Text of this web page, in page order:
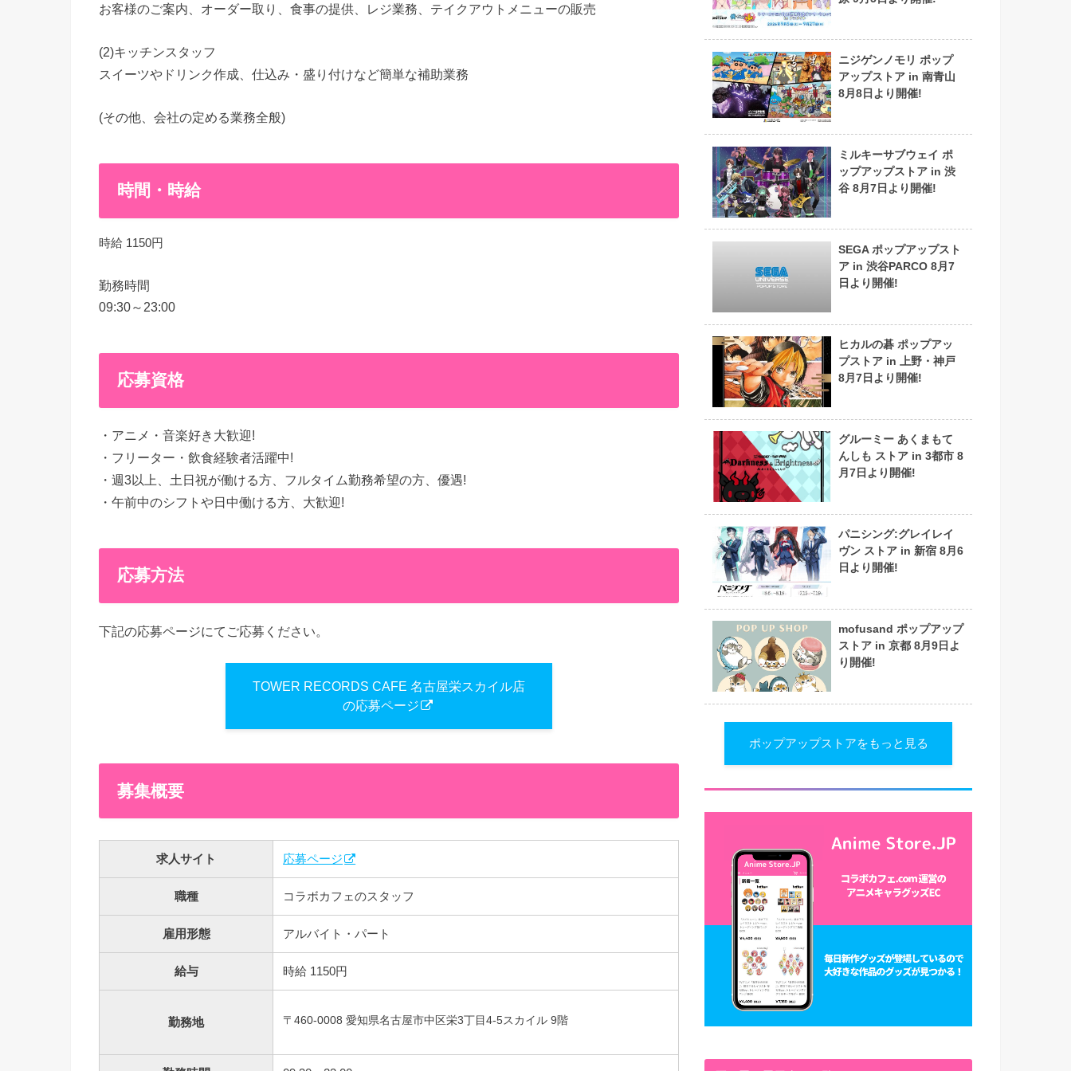
お客様のご案内、オーダー取り、食事の提供、レジ業務、テイクアウトメニューの販売
(2)キッチンスタッフ
スイーツやドリンク作成、仕込み・盛り付けなど簡単な補助業務
(その他、会社の定める業務全般)
時間・時給
時給 1150円
勤務時間
09:30～23:00
応募資格
・アニメ・音楽好き大歓迎!
・フリーター・飲食経験者活躍中!
・週3以上、土日祝が働ける方、フルタイム勤務希望の方、優遇!
・午前中のシフトや日中働ける方、大歓迎!
応募方法
下記の応募ページにてご応募ください。
TOWER RECORDS CAFE 名古屋栄スカイル店
の応募ページ
募集概要
求人サイト 応募ページ
職種 コラボカフェのスタッフ
雇用形態 アルバイト・パート
給与 時給 1150円
勤務地 〒460-0008 愛知県名古屋市中区栄3丁目4-5スカイル 9階
ニジゲンノモリ ポップ
アップストア in 南青山
8月8日より開催!
ミルキーサブウェイ ポ
ップアップストア in 渋
谷 8月7日より開催!
SEGA ポップアップスト
ア in 渋谷PARCO 8月7
日より開催!
ヒカルの碁 ポップアッ
プストア in 上野・神戸
8月7日より開催!
グルーミー あくまもて
んしも ストア in 3都市 8
月7日より開催!
パニシング:グレイレイ
ヴン ストア in 新宿 8月6
日より開催!
mofusand ポップアップ
ストア in 京都 8月9日よ
り開催!
ポップアップストアをもっと見る